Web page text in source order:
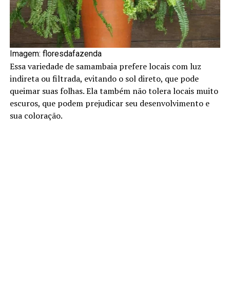
Imagem: floresdafazenda
Essa variedade de samambaia prefere locais com luz
indireta ou filtrada, evitando o sol direto, que pode
queimar suas folhas. Ela também não tolera locais muito
escuros, que podem prejudicar seu desenvolvimento e
sua coloração.